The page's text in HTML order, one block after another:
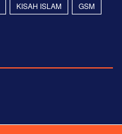
KISAH ISLAM GSM